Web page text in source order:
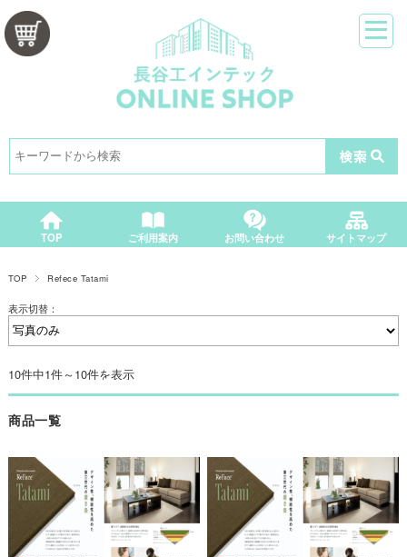
TOP ご利用案内 お問い合わせ サイトマップ
TOP Refece Tatami
表示切替：
10件中1件～10件を表示
商品一覧